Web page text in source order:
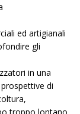
ed artigianali
gli
in una
di
troppo lontano